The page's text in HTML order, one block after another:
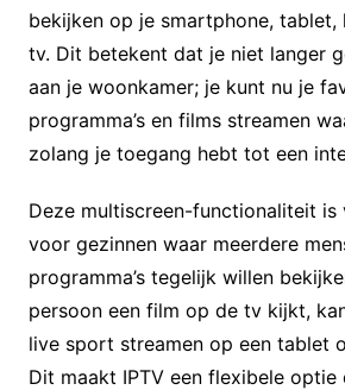
bekijken op je smartphone,
tv. Dit betekent dat je niet langer
aan je woonkamer; je kunt nu je
programma’s en films streamen
zolang je toegang hebt tot een
Deze multiscreen-functionaliteit is
voor gezinnen waar meerdere
programma’s tegelijk willen
persoon een film op de tv kijkt,
live sport streamen op een tablet
Dit maakt IPTV een flexibele optie